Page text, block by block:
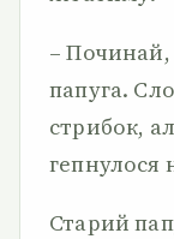
– Починай,
папуга.
стрибок,
гепнулося
Старий